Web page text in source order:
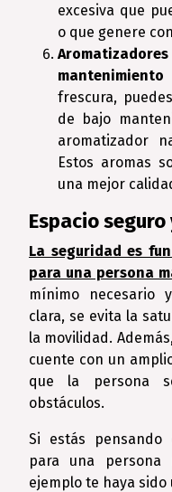
excesiva que
o que genere
mantenimiento
frescura,
de bajo
aromatizador
Estos aromas
una mejor
Espacio
La seguridad es
para una persona
mínimo necesario
clara, se evita la
la movilidad.
cuente con un
que la persona
obstáculos.
Si estás pensando
para una persona
ejemplo te haya